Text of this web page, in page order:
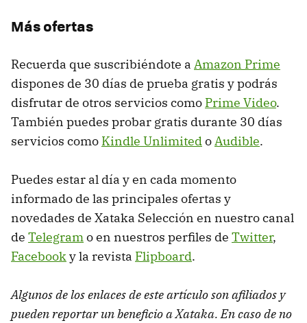
Más ofertas
Recuerda que suscribiéndote a Amazon Prime
dispones de 30 días de prueba gratis y podrás
disfrutar de otros servicios como Prime Video.
También puedes probar gratis durante 30 días
servicios como Kindle UnlimitedoAudible.
Puedes estar al día y en cada momento
informado de las principales ofertas y
novedades de Xataka Selección en nuestro canal
de Telegramo en nuestros perfiles de Twitter,
Facebooky la revista Flipboard.
Algunos de los enlaces de este artículo son afiliados y
pueden reportar un beneficio a Xataka. En caso de no